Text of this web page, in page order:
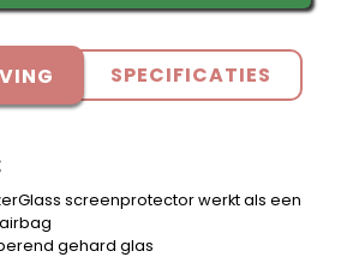
SPECIFICATIES
screenprotector werkt als een
gehard glas